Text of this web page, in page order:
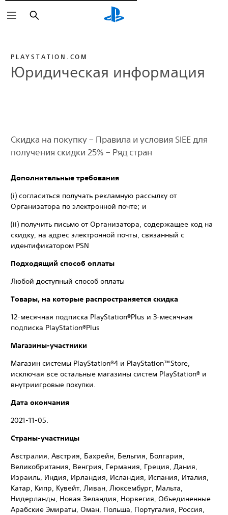
Поиск
PLAYSTATION.COM
Юридическая информация
Скидка на покупку – Правила и условия SIEE для
получения скидки 25% – Ряд стран
Дополнительные требования
(i) согласиться получать рекламную рассылку от
Организатора по электронной почте; и
(ii) получить письмо от Организатора, содержащее код на
скидку, на адрес электронной почты, связанный с
идентификатором PSN
Подходящий способ оплаты
Любой доступный способ оплаты
Товары, на которые распространяется скидка
12-месячная подписка PlayStation®Plus и 3-месячная
подписка PlayStation®Plus
Магазины-участники
Магазин системы PlayStation®4 и PlayStation™Store,
исключая все остальные магазины систем PlayStation® и
внутриигровые покупки.
Дата окончания
2021-11-05.
Страны-участницы
Австралия, Австрия, Бахрейн, Бельгия, Болгария,
Великобритания, Венгрия, Германия, Греция, Дания,
Израиль, Индия, Ирландия, Исландия, Испания, Италия,
Катар, Кипр, Кувейт, Ливан, Люксембург, Мальта,
Нидерланды, Новая Зеландия, Норвегия, Объединенные
Арабские Эмираты, Оман, Польша, Португалия, Россия,